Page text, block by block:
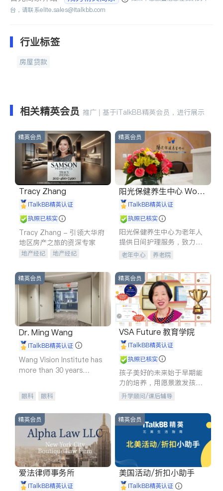
台，请联系elite.sales@italkbb.com
行业标签
房屋贷款
相关精英会员 推广 | 基于iTalkBB精英会员，进行展示
精英会员
Tracy Zhang
iTalkBB精英认证
执照已核实
Tracy Zhang - 引领大华府
地区房产之旅的资深专家
地产经纪
地产经纪
商铺租售
开发商建商
精英会员
阳光保健养生中心 World
shine
iTalkBB精英认证
执照已核实
阳光保健养生中心为老年人
提供日间护理服务，致力于
通过持续的护理创新来有效
老年中心 养老院
精英会员
Dr. Ming Wang
iTalkBB精英认证
Wang Vision Institute has
more than 30 years
眼科 眼科
精英会员
VSA Future 教育学院
iTalkBB精英认证
执照已核实
孩子美好的未来始于早期能
力的培养，用愿景激发孩子
的学习潜力和动力。理念：
拥有成长型心态是成功的基
石。
升学顾问/课后辅导
精英会员
爱法律师事务所
iTalkBB精英认证
精英会员
美国活动/折扣小助手
iTalkBB精英认证